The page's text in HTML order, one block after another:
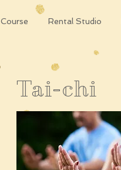
Course Rental Studio
​Tai-chi